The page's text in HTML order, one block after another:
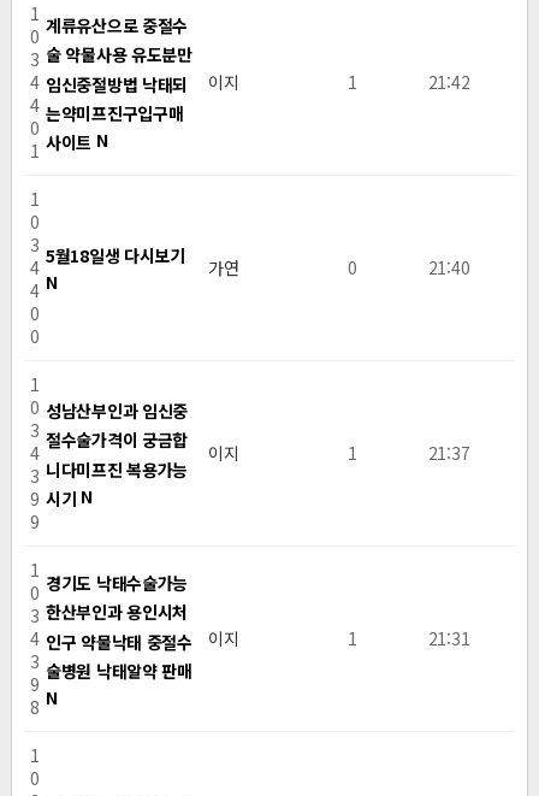
1
0
3
4
4
0
1
계류유산으로 중절수
술 약물사용 유도분만
임신중절방법 낙태되
는약미프진구입구매
사이트 N
이지 1 21:42
1
0
3
4
4
0
0
5월18일생 다시보기
N
가연 0 21:40
1
0
3
4
3
9
9
성남산부인과 임신중
절수술가격이 궁금합
니다미­프진 복용가능
시기 N
이지 1 21:37
1
0
3
4
3
9
8
경기도 낙태수술가능
한산부인과 용인시처
인구 약물낙태 중절수
술병원 낙­태알약 판매
N
이지 1 21:31
1
0